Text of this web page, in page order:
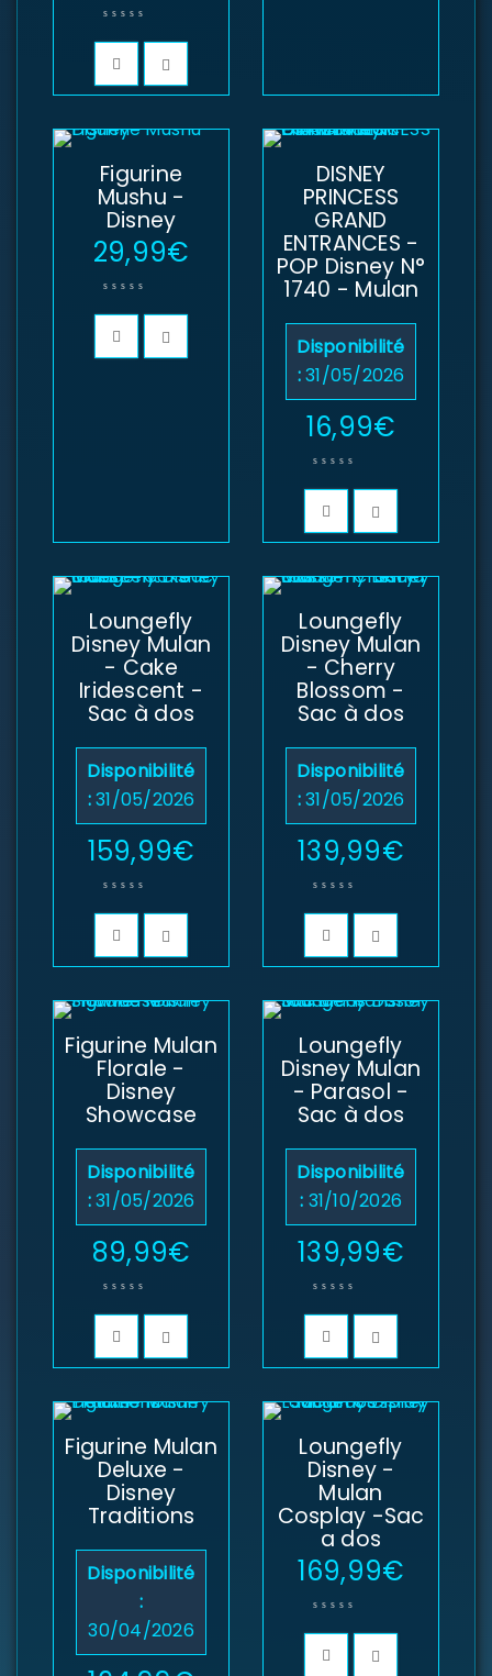
CONNECTER
ou e-mail
Figurine
Mushu -
Disney
29,99€
DISNEY
PRINCESS
GRAND
ENTRANCES -
POP Disney N°
1740 - Mulan
Disponibilité
:31/05/2026
16,99€
Loungefly
Disney Mulan
- Cake
Iridescent -
Sac à dos
Disponibilité
:31/05/2026
159,99€
Loungefly
Disney Mulan
- Cherry
Blossom -
Sac à dos
Disponibilité
:31/05/2026
139,99€
Figurine Mulan
Florale -
Disney
Showcase
Disponibilité
:31/05/2026
89,99€
Loungefly
Disney Mulan
- Parasol -
Sac à dos
Disponibilité
: 31/10/2026
139,99€
Figurine Mulan
Deluxe -
Disney
Traditions
Disponibilité
:
30/04/2026
Loungefly
Disney -
Mulan
Cosplay -Sac
a dos
169,99€